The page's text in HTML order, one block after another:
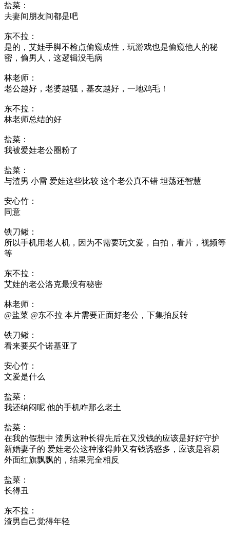
盐菜：
夫妻间朋友间都是吧
东不拉：
是的，艾娃手脚不检点偷窥成性，玩游戏也是偷窥他人的秘
密，偷男人，这逻辑没毛病
林老师：
老公越好，老婆越骚，基友越好，一地鸡毛！
东不拉：
林老师总结的好
盐菜：
我被爱娃老公圈粉了
盐菜：
与渣男 小雷 爱娃这些比较 这个老公真不错 坦荡还智慧
安心竹：
同意
铁刀鳅：
所以手机用老人机，因为不需要玩文爱，自拍，看片，视频等
等
东不拉：
艾娃的老公洛克最没有秘密
林老师：
@盐菜 @东不拉 本片需要正面好老公，下集拍反转
铁刀鳅：
看来要买个诺基亚了
安心竹：
文爱是什么
盐菜：
我还纳闷呢 他的手机咋那么老土
盐菜：
在我的假想中 渣男这种长得先后在又没钱的应该是好好守护
新婚妻子的 爱娃老公这种涨得帅又有钱诱惑多，应该是容易
外面红旗飘飘的，结果完全相反
盐菜：
长得丑
东不拉：
渣男自己觉得年轻